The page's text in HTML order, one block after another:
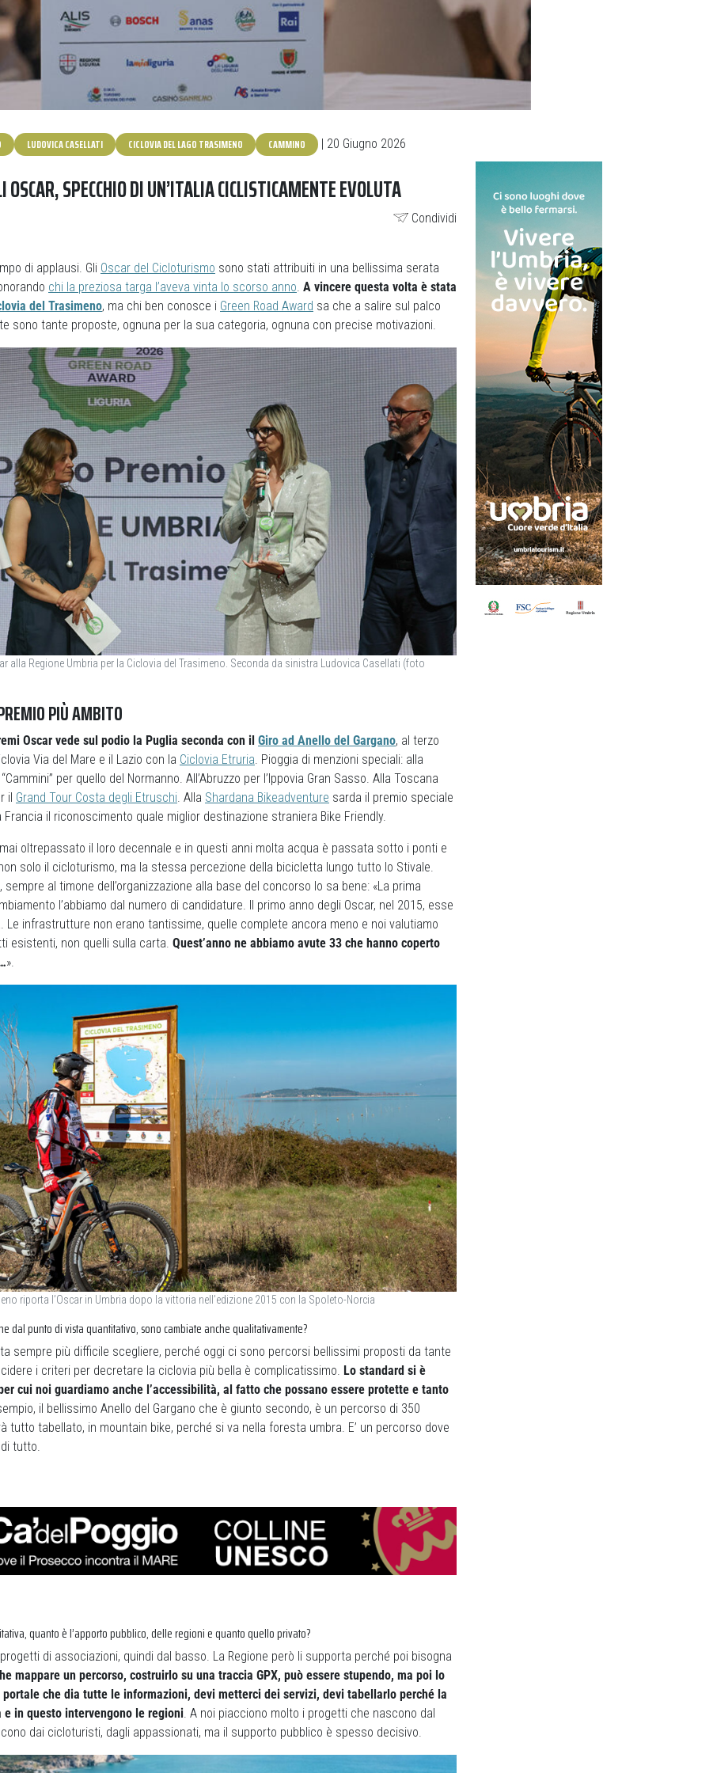
LUDOVICA CASELLATI CICLOVIA DEL LAGO TRASIMENO CAMMINO | 20 Giugno 2026
SPECCHIO DI UN’ITALIA CICLISTICAMENTE EVOLUTA
Condividi
di applausi. Gli Oscar del Cicloturismo sono stati attribuiti in una bellissima serata
chi la preziosa targa l’aveva vinta lo scorso anno. A vincere questa volta è stata
del Trasimeno, ma chi ben conosce i Green Road Award sa che a salire sul palco
sono tante proposte, ognuna per la sua categoria, ognuna con precise motivazioni.
alla Regione Umbria per la Ciclovia del Trasimeno. Seconda da sinistra Ludovica Casellati (foto
PIÙ AMBITO
Oscar vede sul podio la Puglia seconda con il Giro ad Anello del Gargano, al terzo
Via del Mare e il Lazio con la Ciclovia Etruria . Pioggia di menzioni speciali: alla
per quello del Normanno. All’Abruzzo per l’Ippovia Gran Sasso. Alla Toscana
il Grand Tour Costa degli Etruschi . Alla Shardana Bikeadventure sarda il premio speciale
il riconoscimento quale miglior destinazione straniera Bike Friendly.
oltrepassato il loro decennale e in questi anni molta acqua è passata sotto i ponti e
solo il cicloturismo, ma la stessa percezione della bicicletta lungo tutto lo Stivale.
, sempre al timone dell’organizzazione alla base del concorso lo sa bene: «La prima
l’abbiamo dal numero di candidature. Il primo anno degli Oscar, nel 2015, esse
Le infrastrutture non erano tantissime, quelle complete ancora meno e noi valutiamo
esistenti, non quelli sulla carta. Quest’anno ne abbiamo avute 33 che hanno coperto
».
riporta l’Oscar in Umbria dopo la vittoria nell’edizione 2015 con la Spoleto-Norcia
dal punto di vista quantitativo, sono cambiate anche qualitativamente?
sempre più difficile scegliere, perché oggi ci sono percorsi bellissimi proposti da tante
i criteri per decretare la ciclovia più bella è complicatissimo. Lo standard si è
cui noi guardiamo anche l’accessibilità, al fatto che possano essere protette e tanto
il bellissimo Anello del Gargano che è giunto secondo, è un percorso di 350
tutto tabellato, in mountain bike, perché si va nella foresta umbra. E’ un percorso dove
di tutto.
quanto è l’apporto pubblico, delle regioni e quanto quello privato?
di associazioni, quindi dal basso. La Regione però li supporta perché poi bisogna
mappare un percorso, costruirlo su una traccia GPX, può essere stupendo, ma poi lo
che dia tutte le informazioni, devi metterci dei servizi, devi tabellarlo perché la
e in questo intervengono le regioni. A noi piacciono molto i progetti che nascono dal
dai cicloturisti, dagli appassionati, ma il supporto pubblico è spesso decisivo.